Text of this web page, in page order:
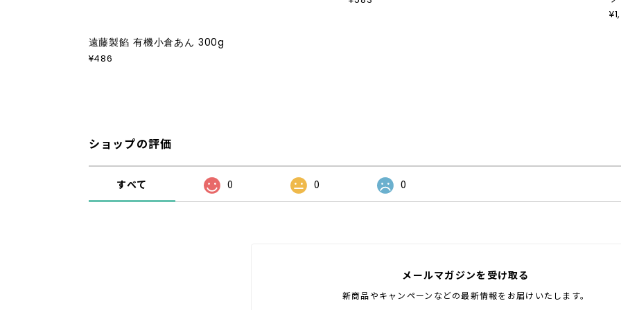
遠藤製餡 有機小倉あん 300g
¥486
ショップの評価
すべて 0 0 0
メールマガジンを受け取る
新商品やキャンペーンなどの最新情報をお届けいたします。